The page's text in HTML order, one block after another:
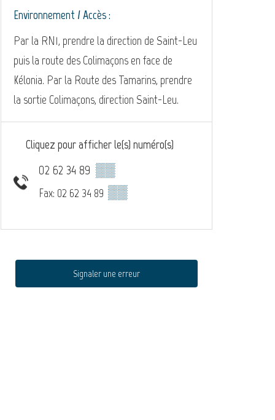
Environnement / Accès :
Par la RN1, prendre la direction de Saint-Leu
puis la route des Colimaçons en face de
Kélonia. Par la Route des Tamarins, prendre
la sortie Colimaçons, direction Saint-Leu.
Cliquez pour afficher le(s) numéro(s)
02 62 34 89 ▒▒
Fax: 02 62 34 89 ▒▒
Signaler une erreur